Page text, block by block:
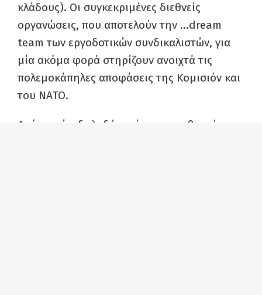
κλάδους). Οι συγκεκριμένες διεθνείς
οργανώσεις, που αποτελούν την …dream
team των εργοδοτικών συνδικαλιστών, για
μία ακόμα φορά στηρίζουν ανοιχτά τις
πολεμοκάπηλες αποφάσεις της Κομισιόν και
του ΝΑΤΟ.
Από τη μία, δηλαδή, κράτη και κυβερνήσεις